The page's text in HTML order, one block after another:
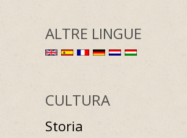
ALTRE LINGUE
CULTURA
Storia